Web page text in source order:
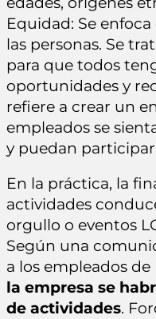
Equidad: Se
las personas. Se
para que todos
oportunidades y
refiere a crear un
empleados se
y puedan
En la práctica, la
actividades
orgullo o eventos
Según una
a los empleados
la empresa se
de actividades.